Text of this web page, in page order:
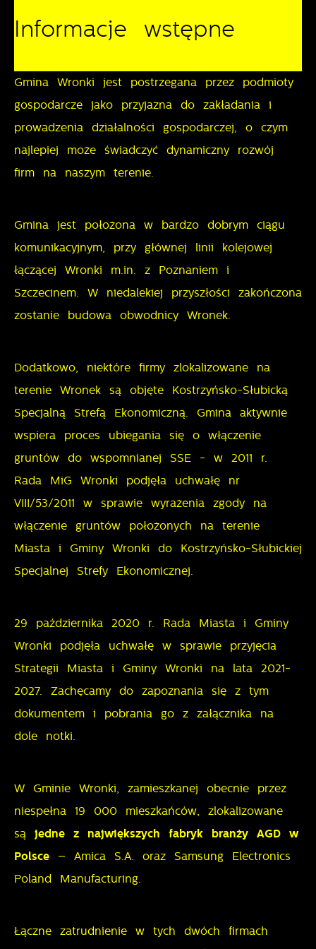
Informacje wstępne
Gmina Wronki jest postrzegana przez podmioty
gospodarcze jako przyjazna do zakładania i
prowadzenia działalności gospodarczej, o czym
najlepiej może świadczyć dynamiczny rozwój
firm na naszym terenie.
Gmina jest położona w bardzo dobrym ciągu
komunikacyjnym, przy głównej linii kolejowej
łączącej Wronki m.in. z Poznaniem i
Szczecinem. W niedalekiej przyszłości zakończona
zostanie budowa obwodnicy Wronek.
Dodatkowo, niektóre firmy zlokalizowane na
terenie Wronek są objęte Kostrzyńsko-Słubicką
Specjalną Strefą Ekonomiczną. Gmina aktywnie
wspiera proces ubiegania się o włączenie
gruntów do wspomnianej SSE - w 2011 r.
Rada MiG Wronki podjęła uchwałę nr
VIII/53/2011 w sprawie wyrażenia zgody na
włączenie gruntów położonych na terenie
Miasta i Gminy Wronki do Kostrzyńsko-Słubickiej
Specjalnej Strefy Ekonomicznej.
29 października 2020 r. Rada Miasta i Gminy
Wronki podjęła uchwałę w sprawie przyjęcia
Strategii Miasta i Gminy Wronki na lata 2021-
2027. Zachęcamy do zapoznania się z tym
dokumentem i pobrania go z załącznika na
dole notki.
W Gminie Wronki, zamieszkanej obecnie przez
niespełna 19 000 mieszkańców, zlokalizowane
są jedne z największych fabryk branży AGD w
Polsce – Amica S.A. oraz Samsung Electronics
Poland Manufacturing.
Łączne zatrudnienie w tych dwóch firmach
Pliki cookies odpowiadają na podejmowane przez
wypełniania formularzy. Dzięki plikom cookies strona,
z której korzystasz, może działać bez zakłóceń.
Więcej
Funkcjonalne i personalizacyjne
Tego typu pliki cookies umożliwiają stronie
internetowej zapamiętanie wprowadzonych przez
Ciebie ustawień oraz personalizację określonych
funkcjonalności czy prezentowanych treści.
większy komfort korzystania z funkcjonalności naszej
strony poprzez dopasowanie jej do Twoich
indywidualnych preferencji. Wyrażenie zgody na
Analityczne
Analityczne pliki cookies pomagają nam rozwijać się
i dostosowywać do Twoich potrzeb.
w zakresie wykorzystywania witryny internetowej,
miejsca oraz częstotliwości, z jaką odwiedzane są
nasze serwisy www. Dane pozwalają nam na ocenę
informacje są przetwarzane w formie
zanonimizowanej. Wyrażenie zgody na analityczne
pliki cookies gwarantuje dostępność wszystkich
funkcjonalności.
Reklamowe
Dzięki reklamowym plikom cookies prezentujemy Ci
najciekawsze informacje i aktualności na stronach
Promocyjne pliki cookies służą do prezentowania Ci
naszych komunikatów na podstawie analizy Twoich
upodobań oraz Twoich zwyczajów dotyczących
przeglądanej witryny internetowej. Treści promocyjne
dostawców usług. Firmy te działają w charakterze
pośredników prezentujących nasze treści w postaci
wiadomości, ofert, komunikatów mediów